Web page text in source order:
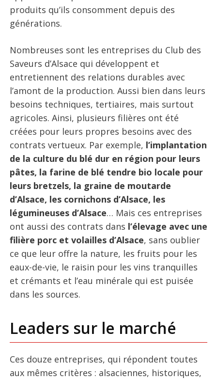
produits qu’ils consomment depuis des
générations.
Nombreuses sont les entreprises du Club des
Saveurs d’Alsace qui développent et
entretiennent des relations durables avec
l’amont de la production. Aussi bien dans leurs
besoins techniques, tertiaires, mais surtout
agricoles. Ainsi, plusieurs filières ont été
créées pour leurs propres besoins avec des
contrats vertueux. Par exemple, l’implantation
de la culture du blé dur en région pour leurs
pâtes, la farine de blé tendre bio locale pour
leurs bretzels, la graine de moutarde
d’Alsace, les cornichons d’Alsace, les
légumineuses d’Alsace… Mais ces entreprises
ont aussi des contrats dans l’élevage avec une
filière porc et volailles d’Alsace, sans oublier
ce que leur offre la nature, les fruits pour les
eaux-de-vie, le raisin pour les vins tranquilles
et crémants et l’eau minérale qui est puisée
dans les sources.
Leaders sur le marché
Ces douze entreprises, qui répondent toutes
aux mêmes critères : alsaciennes, historiques,